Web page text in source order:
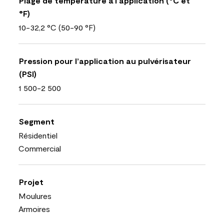
°F)
10-32,2 °C (50-90 °F)
Pression pour l’application au pulvérisateur
(PSI)
1 500-2 500
Segment
Résidentiel
Commercial
Projet
Moulures
Armoires